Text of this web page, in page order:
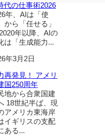
代の仕事術2026
年、AIは「使
から「任せる」
年以降、AIの
は「生成能力...
年3月2日
再発見！ アメリ
国250周年
地から合衆国建
18世紀半ば、現
アメリカ東海岸
イギリスの支配
ある...